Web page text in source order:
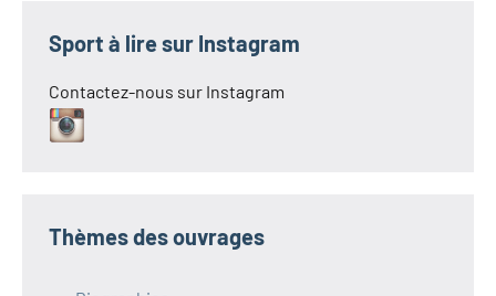
Sport à lire sur Instagram
Contactez-nous sur Instagram
Thèmes des ouvrages